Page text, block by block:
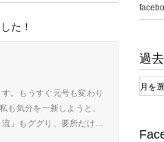
た！
。もうすぐ元号も変わり
も気分を一新しようと、
流」もググり、要所だけ…
過